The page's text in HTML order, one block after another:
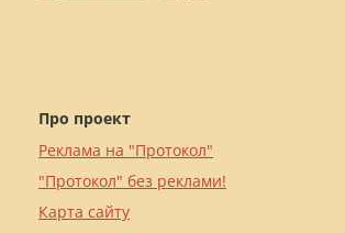
Про проект
Реклама на "Протокол"
"Протокол" без реклами!
Карта сайту